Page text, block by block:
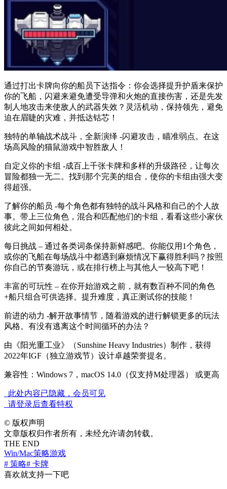
通过打出卡牌向你的船员下达指令：你会选择提升护盾来保护
你的飞船，闪避来避免遭受导弹和火炮的直接伤害，还是先发
制人地攻击来使敌人的武器失效？灵活机动，保持领先，避免
迫在眉睫的灾难，并抵达钴芯！
独特的单轴战术战斗，全新演绎 -闪避攻击，瞄准弱点。在这
场高风险的猫鼠游戏中智胜敌人！
自定义你的卡组 -成百上千张卡牌和多样的升级路径，让每次
冒险都独一无二。找到那个完美的组合，使你的卡组由强大变
得超强。
了解你的船员 -每个角色都有独特的战斗风格和自己的个人故
事。带上三位角色，混合和匹配他们的卡组，看看这些小家伙
彼此之间如何相处。
每日挑战 – 通过各类词条保持新鲜感吧。你能仅用1个角色，
或你的飞船在每场战斗中都遇到麻烦情况下赢得胜利吗？按照
你自己的节奏游玩，或在排行榜上与其他人一较高下吧！
丰富的可玩性 – 在你开始游戏之前，就有数百种不同的角色
+船只组合可供选择。提升难度，真正测试你的技能！
前进的动力 -解开故事情节，随着游戏的进行解锁更多的玩法
风格。有没有逃离这个时间循环的办法？
由《阳光重工业》（Sunshine Heavy Industries）制作，获得
2022年IGF（独立游戏节）设计卓越荣誉提名。
兼容性：Windows 7，macOS 14.0（仅支持M处理器） 或更高
此处内容已隐藏，会员可见
请登录后查看特权
© 版权声明
文章版权归作者所有，未经允许请勿转载。
THE END
Win/Mac策略游戏
# 策略# 卡牌
喜欢就支持一下吧